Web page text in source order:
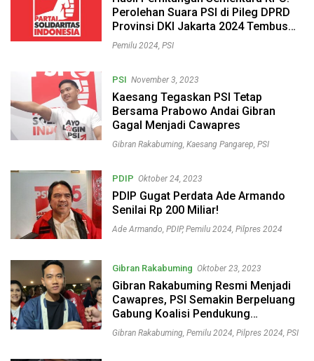
Perolehan Suara PSI di Pileg DPRD
Provinsi DKI Jakarta 2024 Tembus
Angka 8%
Pemilu 2024, PSI
PSI November 3, 2023
Kaesang Tegaskan PSI Tetap
Bersama Prabowo Andai Gibran
Gagal Menjadi Cawapres
Gibran Rakabuming, Kaesang Pangarep, PSI
PDIP Oktober 24, 2023
PDIP Gugat Perdata Ade Armando
Senilai Rp 200 Miliar!
Ade Armando, PDIP,Pemilu 2024, Pilpres 2024
Gibran Rakabuming Oktober 23, 2023
Gibran Rakabuming Resmi Menjadi
Cawapres, PSI Semakin Berpeluang
Gabung Koalisi Pendukung
Prabowo?
Gibran Rakabuming, Pemilu 2024, Pilpres 2024, PSI